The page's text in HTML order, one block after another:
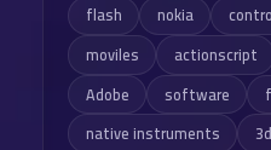
flash nokia
moviles
actionscript
Adobe
software
native instruments
3d